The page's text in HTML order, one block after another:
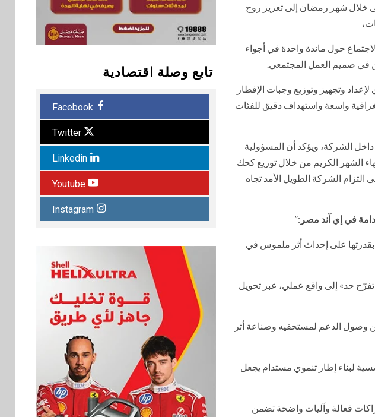
خلال شهر رمضان إلى تعزيز روح
حول مائدة واحدة في أجواء
في صميم العمل المجتمعي.
وتجهيز وتوزيع وجبات الإفطار
واسعة واستهداف دقيق للفئات
الشركة، ويؤكد أن المسؤولية
الشهر الكريم من خلال توزيع كحك
الشركة الطويل الأمد تجاه
في إي آند مصر :”
على إحداث أثر ملموس في
حد» إلى واقع عملي، عبر تحويل
وصول الدعم لمستحقيه وصناعة أثر
لبناء إطار تنموي مستدام يجعل
فعالة وآليات واضحة تضمن
تابع وصلة اقتصادية
Facebook
Twitter
Linkedin
Youtube
Instagram